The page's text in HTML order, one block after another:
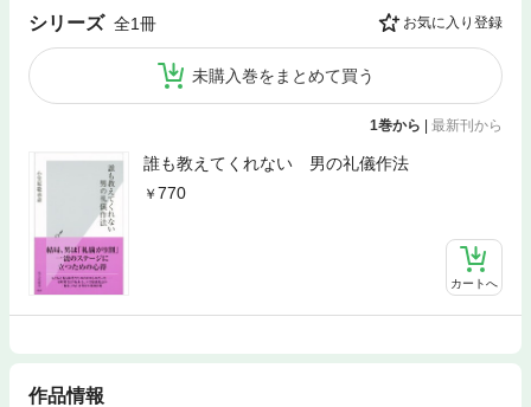
シリーズ 全1冊 お気に入り登録
未購入巻をまとめて買う
1巻から | 最新刊から
誰も教えてくれない 男の礼儀作法
770
カートへ
作品情報